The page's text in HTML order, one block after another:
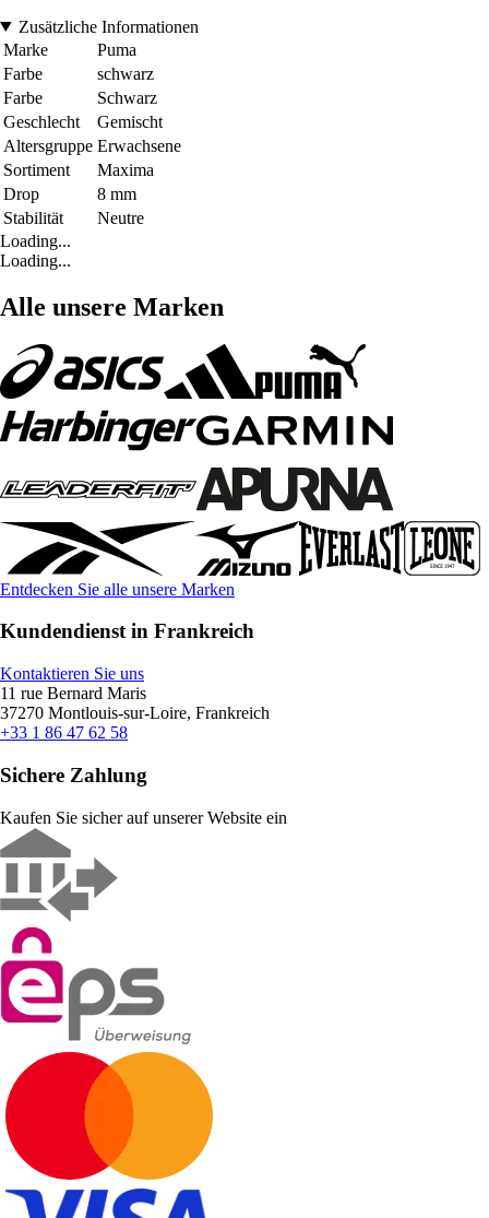
Zusätzliche Informationen
Marke
Puma
Farbe
schwarz
Farbe
Schwarz
Geschlecht
Gemischt
Altersgruppe Erwachsene
Sortiment
Maxima
Drop
8 mm
Stabilität
Neutre
Loading...
Loading...
Alle unsere Marken
Entdecken Sie alle unsere Marken
Kundendienst in Frankreich
Kontaktieren Sie uns
11 rue Bernard Maris
37270 Montlouis-sur-Loire, Frankreich
+33 1 86 47 62 58
Sichere Zahlung
Kaufen Sie sicher auf unserer Website ein